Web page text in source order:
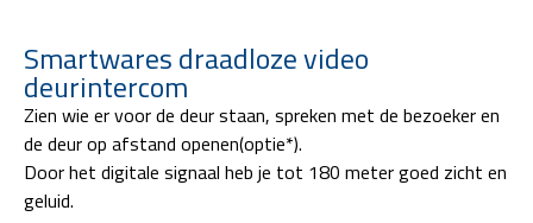
Smartwares draadloze video
deurintercom
Zien wie er voor de deur staan, spreken met de bezoeker en
de deur op afstand openen(optie*).
Door het digitale signaal heb je tot 180 meter goed zicht en
geluid.